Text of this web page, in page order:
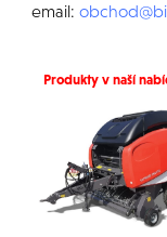
email:
Produkty v naší